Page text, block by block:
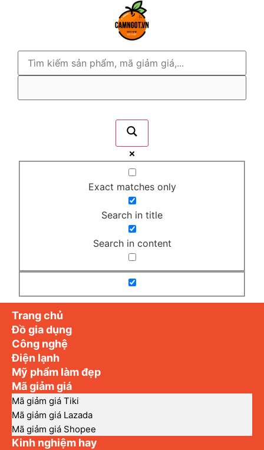
Exact matches only
Search in title
Search in content
Trang chủ
Đồ gia dụng
Công nghệ
Điện lạnh
Mỹ phẩm làm đẹp
Mã giảm giá
Mã giảm giá Tiki
Mã giảm giá Lazada
Mã giảm giá Shopee
Kinh nghiệm hay